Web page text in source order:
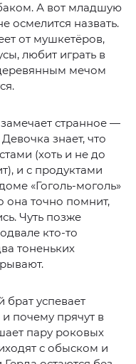
А вот младшую
осмелится назвать.
от мушкетёров,
любит играть в
мечом
странное —
знает, что
(хоть и не до
и с продуктами
«Гоголь-моголь»
она точно помнит,
Чуть позже
кто-то
тоненьких
брат успевает
почему прячут в
пару роковых
с обыском и